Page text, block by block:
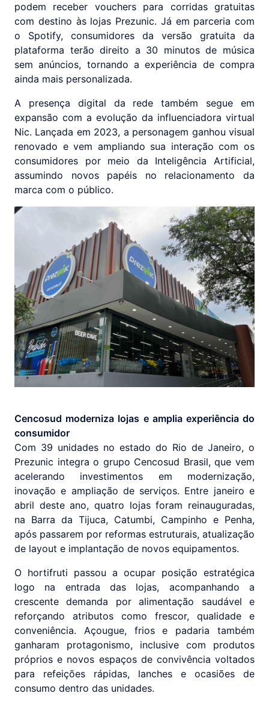
podem receber vouchers para corridas gratuitas
com destino às lojas Prezunic. Já em parceria com
o Spotify, consumidores da versão gratuita da
plataforma terão direito a 30 minutos de música
sem anúncios, tornando a experiência de compra
ainda mais personalizada.
A presença digital da rede também segue em
expansão com a evolução da influenciadora virtual
Nic. Lançada em 2023, a personagem ganhou visual
renovado e vem ampliando sua interação com os
consumidores por meio da Inteligência Artificial,
assumindo novos papéis no relacionamento da
marca com o público.
Cencosud moderniza lojas e amplia experiência do
consumidor
Com 39 unidades no estado do Rio de Janeiro, o
Prezunic integra o grupo Cencosud Brasil, que vem
acelerando investimentos em modernização,
inovação e ampliação de serviços. Entre janeiro e
abril deste ano, quatro lojas foram reinauguradas,
na Barra da Tijuca, Catumbi, Campinho e Penha,
após passarem por reformas estruturais, atualização
de layout e implantação de novos equipamentos.
O hortifruti passou a ocupar posição estratégica
logo na entrada das lojas, acompanhando a
crescente demanda por alimentação saudável e
reforçando atributos como frescor, qualidade e
conveniência. Açougue, frios e padaria também
ganharam protagonismo, inclusive com produtos
próprios e novos espaços de convivência voltados
para refeições rápidas, lanches e ocasiões de
consumo dentro das unidades.